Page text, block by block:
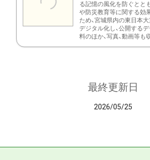
る記憶の風化を防ぐとと
や防災教育等に関する効
ため、宮城県内の東日本
デジタル化し、公開する
料のほか、写真、動画等も
最終更新日
2026/05/25